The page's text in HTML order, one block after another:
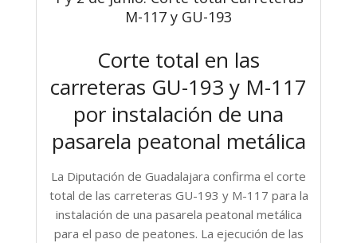
M-117 y GU-193
Corte total en las
carreteras GU-193 y M-117
por instalación de una
pasarela peatonal metálica
La Diputación de Guadalajara confirma el corte
total de las carreteras GU-193 y M-117 para la
instalación de una pasarela peatonal metálica
para el paso de peatones. La ejecución de las